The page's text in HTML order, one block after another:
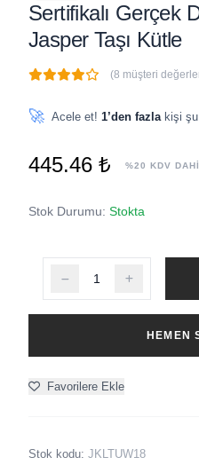
Sertifikalı Gerçek
Jasper Taşı Kütle
(8 müşteri
🚀 Acele et! 1’den fazla kişi
445.46 ₺ %20 KDV
Stok Durumu: Stokta
HEMEN
Favorilere Ekle
Stok kodu: JKLTUW18